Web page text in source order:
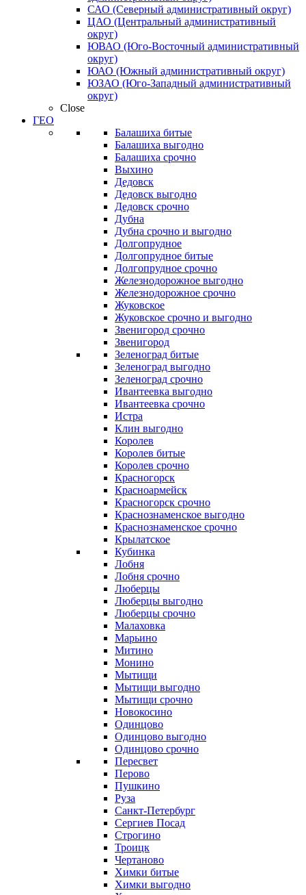
САО (Северный административный округ)
ЦАО (Центральный административный
округ)
ЮВАО (Юго-Восточный административный
округ)
ЮАО (Южный административный округ)
ЮЗАО (Юго-Западный административный
округ)
Close
ГЕО
Балашиха битые
Балашиха выгодно
Балашиха срочно
Выхино
Дедовск
Дедовск выгодно
Дедовск срочно
Дубна
Дубна срочно и выгодно
Долгопрудное
Долгопрудное битые
Долгопрудное срочно
Железнодорожное выгодно
Железнодорожное срочно
Жуковское
Жуковское срочно и выгодно
Звенигород срочно
Звенигород
Зеленоград битые
Зеленоград выгодно
Зеленоград срочно
Ивантеевка выгодно
Ивантеевка срочно
Истра
Клин выгодно
Королев
Королев битые
Королев срочно
Красногорск
Красноармейск
Красногорск срочно
Краснознаменское выгодно
Краснознаменское срочно
Крылатское
Кубинка
Лобня
Лобня срочно
Люберцы
Люберцы выгодно
Люберцы срочно
Малаховка
Марьино
Митино
Монино
Мытищи
Мытищи выгодно
Мытищи срочно
Новокосино
Одинцово
Одинцово выгодно
Одинцово срочно
Пересвет
Перово
Пушкино
Руза
Санкт-Петербург
Сергиев Посад
Строгино
Троицк
Чертаново
Химки битые
Химки выгодно